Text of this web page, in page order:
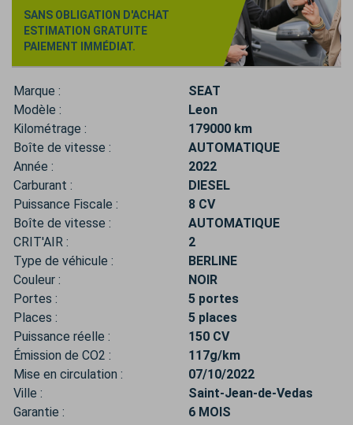
SANS OBLIGATION D'ACHAT
ESTIMATION GRATUITE
PAIEMENT IMMÉDIAT.
Marque :
SEAT
Modèle :
Leon
Kilométrage :
179000 km
Boîte de vitesse :
AUTOMATIQUE
Année :
2022
Carburant :
DIESEL
Puissance Fiscale :
8 CV
Boîte de vitesse :
AUTOMATIQUE
CRIT'AIR :
2
Type de véhicule :
BERLINE
Couleur :
NOIR
Portes :
5 portes
Places :
5 places
Puissance réelle :
150 CV
Émission de CO2 :
117g/km
Mise en circulation :
07/10/2022
Ville :
Saint-Jean-de-Vedas
Garantie :
6 MOIS